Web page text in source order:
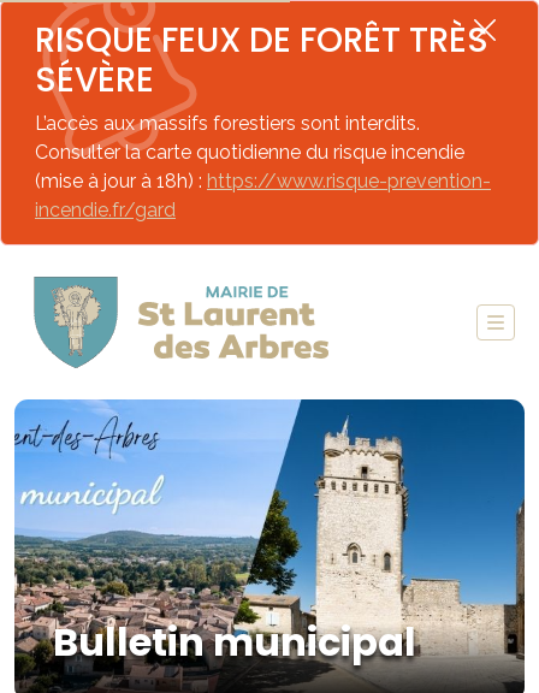
RISQUE FEUX DE FORÊT TRÈS
SÉVÈRE
L’accès aux massifs forestiers sont interdits.
Consulter la carte quotidienne du risque incendie
(mise à jour à 18h) : https://www.risque-prevention-
incendie.fr/gard
Bulletin municipal